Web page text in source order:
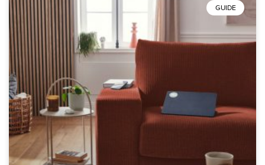
GUIDE